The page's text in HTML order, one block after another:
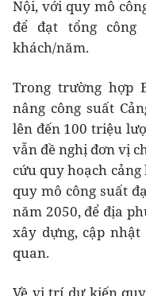
Nội, với quy mô
để đạt tổng
khách/năm.
Trong trường hợp
nâng công suất
lên đến 100 triệu
vẫn đề nghị đơn vị
cứu quy hoạch
quy mô công suất
năm 2050, để địa
xây dựng, cập
quan.